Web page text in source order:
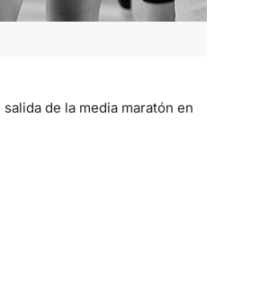
de la media maratón en